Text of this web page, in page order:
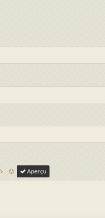
Aperçu